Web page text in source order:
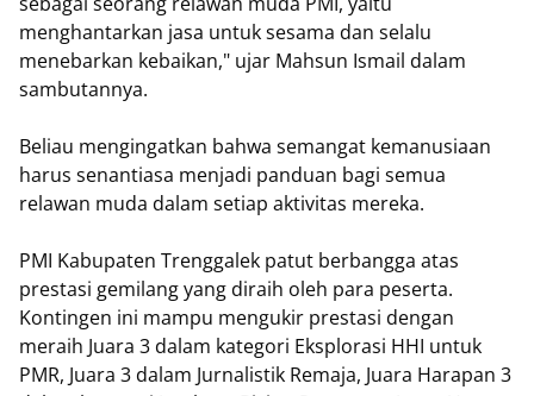
menghantarkan jasa untuk sesama dan selalu
menebarkan kebaikan," ujar Mahsun Ismail dalam
sambutannya.
Beliau mengingatkan bahwa semangat kemanusiaan
harus senantiasa menjadi panduan bagi semua
relawan muda dalam setiap aktivitas mereka.
PMI Kabupaten Trenggalek patut berbangga atas
prestasi gemilang yang diraih oleh para peserta.
Kontingen ini mampu mengukir prestasi dengan
meraih Juara 3 dalam kategori Eksplorasi HHI untuk
PMR, Juara 3 dalam Jurnalistik Remaja, Juara Harapan 3